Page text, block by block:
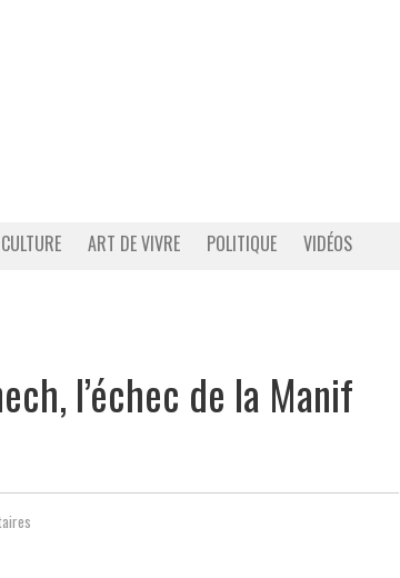
CULTURE ART DE VIVRE POLITIQUE VIDÉOS
l’échec de la Manif